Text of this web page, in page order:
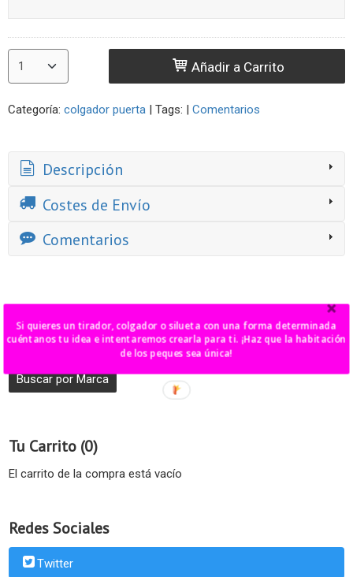
Marcas
Tu Carrito (0)
El carrito de la compra está vacío
Redes Sociales
Twitter
Añadir a Carrito
Categoría: colgador puerta | Tags: | Comentarios
Descripción
Costes de Envío
Comentarios
Si quieres un tirador, colgador o silueta con una forma determinada
cuéntanos tu idea e intentaremos crearla para ti. ¡Haz que la habitación
de los peques sea única!